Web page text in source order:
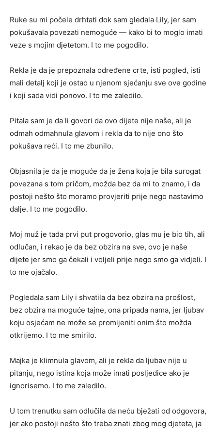
Ruke su mi počele drhtati dok sam gledala Lily, jer sam
pokušavala povezati nemoguće — kako bi to moglo imati
veze s mojim djetetom. I to me pogodilo.
Rekla je da je prepoznala određene crte, isti pogled, isti
mali detalj koji je ostao u njenom sjećanju sve ove godine
i koji sada vidi ponovo. I to me zaledilo.
Pitala sam je da li govori da ovo dijete nije naše, ali je
odmah odmahnula glavom i rekla da to nije ono što
pokušava reći. I to me zbunilo.
Objasnila je da je moguće da je žena koja je bila surogat
povezana s tom pričom, možda bez da mi to znamo, i da
postoji nešto što moramo provjeriti prije nego nastavimo
dalje. I to me pogodilo.
Moj muž je tada prvi put progovorio, glas mu je bio tih, ali
odlučan, i rekao je da bez obzira na sve, ovo je naše
dijete jer smo ga čekali i voljeli prije nego smo ga vidjeli. I
to me ojačalo.
Pogledala sam Lily i shvatila da bez obzira na prošlost,
bez obzira na moguće tajne, ona pripada nama, jer ljubav
koju osjećam ne može se promijeniti onim što možda
otkrijemo. I to me smirilo.
Majka je klimnula glavom, ali je rekla da ljubav nije u
pitanju, nego istina koja može imati posljedice ako je
ignorisemo. I to me zaledilo.
U tom trenutku sam odlučila da neću bježati od odgovora,
jer ako postoji nešto što treba znati zbog mog djeteta, ja